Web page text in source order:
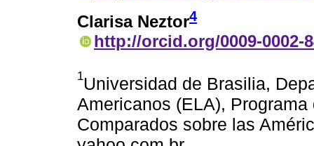
Clarisa Neztor4
http://orcid.org/0009-0002-
1Universidad de Brasilia,
Americanos (ELA),
Comparados sobre las